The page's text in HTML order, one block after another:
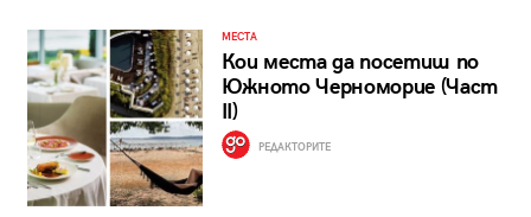
МЕСТА
Кои места да посетиш по
Южното Черноморие (Част
II)
РЕДАКТОРИТЕ